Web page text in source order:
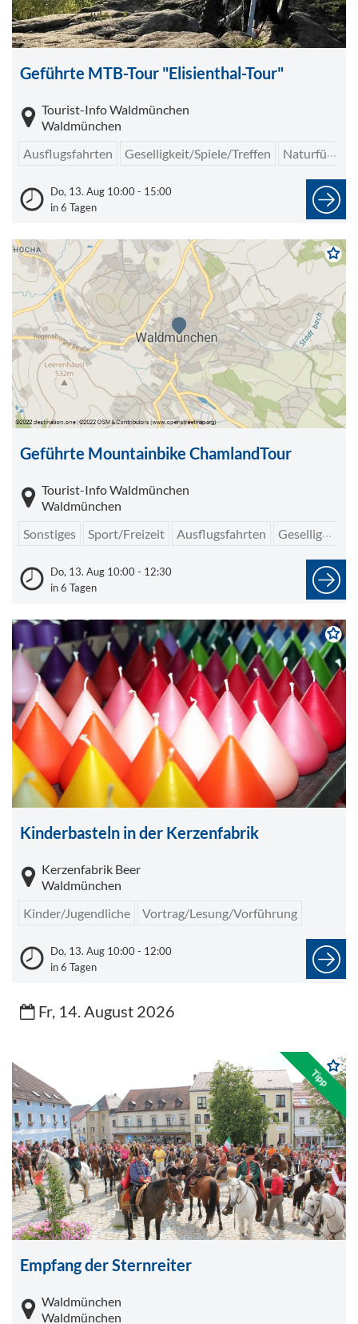
Geführte MTB-Tour "Elisienthal-Tour"
Tourist-Info Waldmünchen
Waldmünchen
Ausflugsfahrten
Geselligkeit/Spiele/Treffen Naturführungen
Do, 13. Aug 10:00 - 15:00
in 6 Tagen
Geführte Mountainbike ChamlandTour
Tourist-Info Waldmünchen
Waldmünchen
Sonstiges
Sport/Freizeit Ausflugsfahrten Geselligkeit/Spiele/Treffen
Do, 13. Aug 10:00 - 12:30
in 6 Tagen
Kinderbasteln in der Kerzenfabrik
Kerzenfabrik Beer
Waldmünchen
Kinder/Jugendliche
Vortrag/Lesung/Vorführung
Do, 13. Aug 10:00 - 12:00
in 6 Tagen
Fr, 14. August 2026
Tipp
Empfang der Sternreiter
Waldmünchen
Waldmünchen